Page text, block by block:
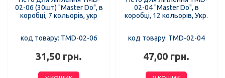
02-06 (30шт) "Master Do", в
коробці, 7 кольорів, укр
код товару: TMD-02-06
31,50 грн.
02-04 "Master Do", в
коробці, 12 кольорів, Укр.
код товару: TMD-02-04
47,00 грн.